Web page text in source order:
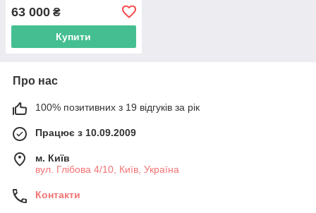
63 000 ₴
Купити
Про нас
100% позитивних з 19 відгуків за рік
Працює з 10.09.2009
м. Київ
вул. Глібова 4/10, Київ, Україна
Контакти